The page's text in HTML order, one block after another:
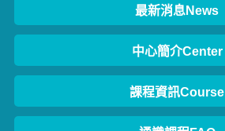
最新消息News
中心簡介Center
課程資訊Course